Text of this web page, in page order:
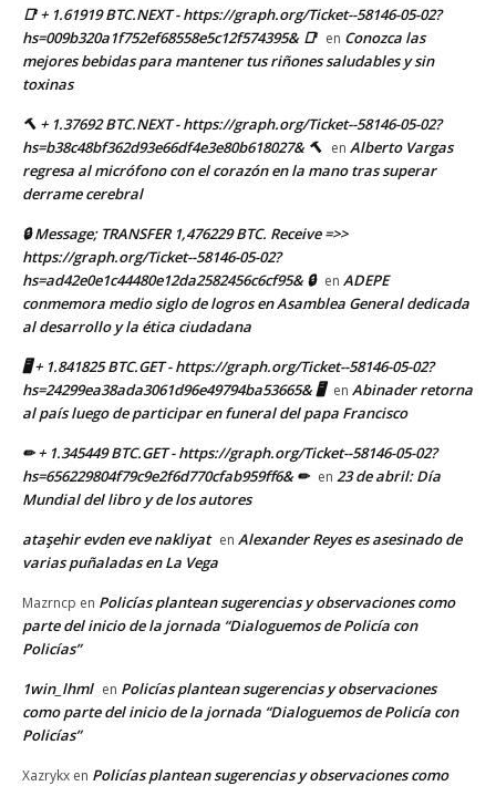
📑 + 1.61919 BTC.NEXT - https://graph.org/Ticket--58146-05-02?
hs=009b320a1f752ef68558e5c12f574395& 📑 en Conozca las
mejores bebidas para mantener tus riñones saludables y sin
toxinas
🔨 + 1.37692 BTC.NEXT - https://graph.org/Ticket--58146-05-02?
hs=b38c48bf362d93e66df4e3e80b618027& 🔨 en Alberto Vargas
regresa al micrófono con el corazón en la mano tras superar
derrame cerebral
🔒 Message; TRANSFER 1,476229 BTC. Receive =>>
https://graph.org/Ticket--58146-05-02?
hs=ad42e0e1c44480e12da2582456c6cf95& 🔒 en ADEPE
conmemora medio siglo de logros en Asamblea General dedicada
al desarrollo y la ética ciudadana
🖥 + 1.841825 BTC.GET - https://graph.org/Ticket--58146-05-02?
hs=24299ea38ada3061d96e49794ba53665& 🖥 en Abinader retorna
al país luego de participar en funeral del papa Francisco
✏ + 1.345449 BTC.GET - https://graph.org/Ticket--58146-05-02?
hs=656229804f79c9e2f6d770cfab959ff6& ✏ en 23 de abril: Día
Mundial del libro y de los autores
ataşehir evden eve nakliyat en Alexander Reyes es asesinado de
varias puñaladas en La Vega
Mazrncp en Policías plantean sugerencias y observaciones como
parte del inicio de la jornada “Dialoguemos de Policía con
Policías”
1win_lhml en Policías plantean sugerencias y observaciones
como parte del inicio de la jornada “Dialoguemos de Policía con
Policías”
Xazrykx en Policías plantean sugerencias y observaciones como